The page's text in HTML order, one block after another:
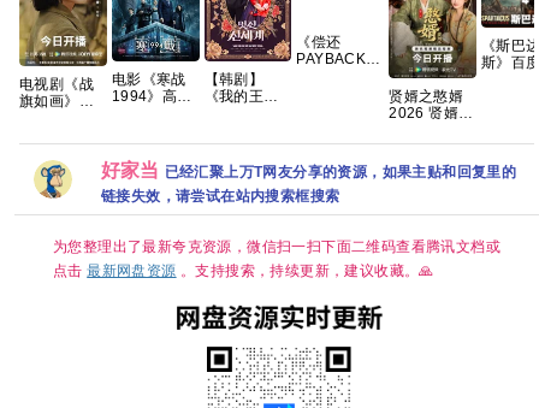
电视剧《战
旗如画》百
电影《寒战
1994》高清
源链接
【韩剧】
《我的王室
张胜祖 李世
熙 金玟锡 蔡
书安 金海淑
2026/喜剧/
爱情/奇幻/已
《偿还
PAYBACK》
贤婿之憨婿
2026 贤婿2
情 潘毅鸿 朱
容君 范梦 徐
紫茵 已更最
《斯巴
斯》百
好家当 已经汇聚上万T网友分享的资源，如果主贴和回复里的
链接失效，请尝试在站内搜索框搜索
为您整理出了最新夸克资源，微信扫一扫下面二维码查看腾讯文档或
点击最新网盘资源 。支持搜索，持续更新，建议收藏。🙏